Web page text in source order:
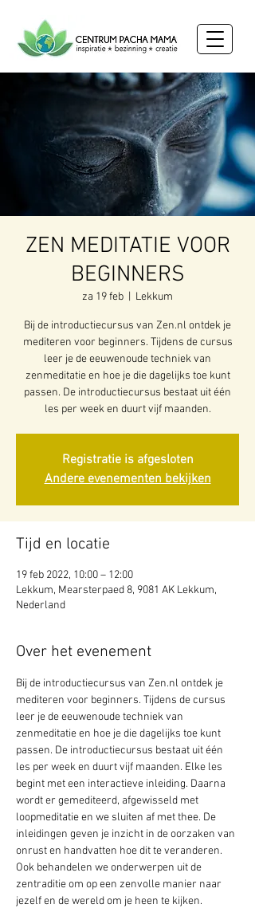
ZEN MEDITATIE VOOR
BEGINNERS
za 19 feb Lekkum
Bij de introductiecursus van Zen.nl ontdek je
mediteren voor beginners. Tijdens de cursus
leer je de eeuwenoude techniek van
zenmeditatie en hoe je die dagelijks toe kunt
passen. De introductiecursus bestaat uit één
les per week en duurt vijf maanden.
Registratie is afgesloten
Andere evenementen bekijken
Tijd en locatie
19 feb 2022, 10:00 – 12:00
Lekkum, Mearsterpaed 8, 9081 AK Lekkum,
Nederland
Over het evenement
Bij de introductiecursus van Zen.nl ontdek je
mediteren voor beginners. Tijdens de cursus
leer je de eeuwenoude techniek van
zenmeditatie en hoe je die dagelijks toe kunt
passen. De introductiecursus bestaat uit één
les per week en duurt vijf maanden. Elke les
begint met een interactieve inleiding. Daarna
wordt er gemediteerd, afgewisseld met
loopmeditatie en we sluiten af met thee. De
inleidingen geven je inzicht in de oorzaken van
onrust en handvatten hoe dit te veranderen.
Ook behandelen we onderwerpen uit de
zentraditie om op een zenvolle manier naar
jezelf en de wereld om je heen te kijken.